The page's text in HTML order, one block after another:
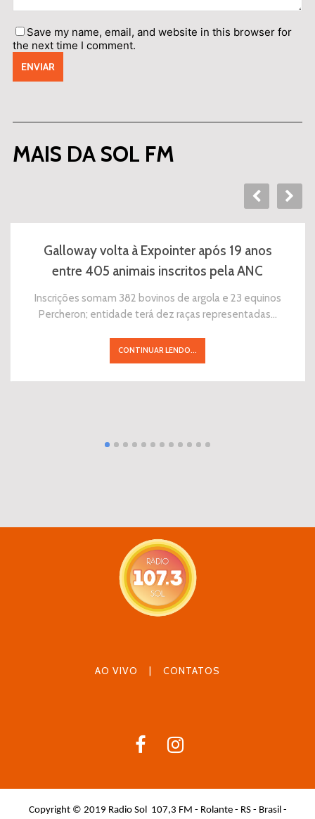
Save my name, email, and website in this browser for
the next time I comment.
MAIS DA SOL FM
Galloway volta à Expointer após 19 anos
entre 405 animais inscritos pela ANC
Inscrições somam 382 bovinos de argola e 23 equinos
Percheron; entidade terá dez raças representadas…
CONTINUAR LENDO...
AO VIVO | CONTATOS
Copyright © 2019 Radio Sol 107,3 FM - Rolante - RS - Brasil -